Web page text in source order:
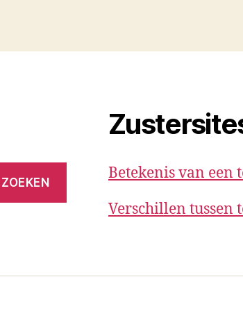
Betekenis van een
Verschillen tussen